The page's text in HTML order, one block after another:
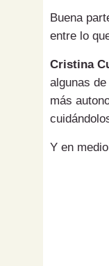
Buena
entre lo
Cristina
algunas
más
Y en